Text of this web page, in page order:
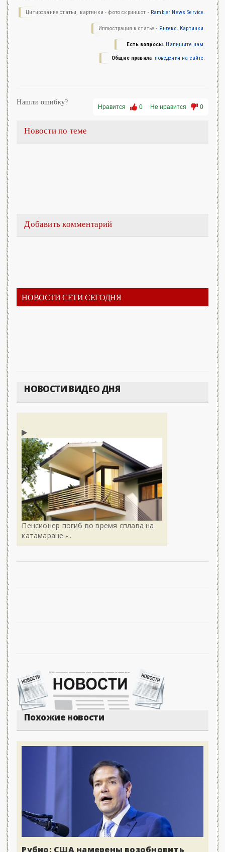
Цитирование статьи, картинки - фото скриншот - Rambler News Service.
Иллюстрация к статье - Яндекс. Картинки.
Есть вопросы. Напишите нам.
Общие правила поведения на сайте.
Нравится 0 Не нравится 0
Нашли ошибку?
Новости по теме
Добавить комментарий
НОВОСТИ СЕТИ СЕГОДНЯ
НОВОСТИ ВИДЕО ДНЯ
Пенсионер погиб во время сплава на
катамаране -..
Похожие новости
Рубио: США намерены возобновить